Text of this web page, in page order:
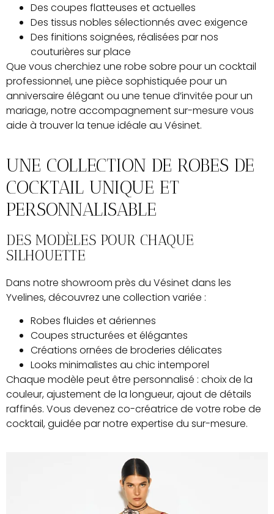
Des coupes flatteuses et actuelles
Des tissus nobles sélectionnés avec exigence
Des finitions soignées, réalisées par nos
couturières sur place
Que vous cherchiez une robe sobre pour un cocktail
professionnel, une pièce sophistiquée pour un
anniversaire élégant ou une tenue d’invitée pour un
mariage, notre accompagnement sur-mesure vous
aide à trouver la tenue idéale au Vésinet.
UNE COLLECTION DE ROBES DE
COCKTAIL UNIQUE ET
PERSONNALISABLE
DES MODÈLES POUR CHAQUE
SILHOUETTE
Dans notre showroom près du Vésinet dans les
Yvelines, découvrez une collection variée :
Robes fluides et aériennes
Coupes structurées et élégantes
Créations ornées de broderies délicates
Looks minimalistes au chic intemporel
Chaque modèle peut être personnalisé : choix de la
couleur, ajustement de la longueur, ajout de détails
raffinés. Vous devenez co-créatrice de votre robe de
cocktail, guidée par notre expertise du sur-mesure.